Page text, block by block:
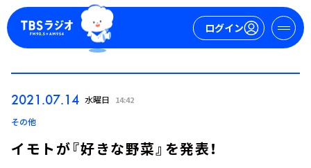
ログイン
2021.07.14 水曜日 14:42
その他
イモトが『好きな野菜』を発表！